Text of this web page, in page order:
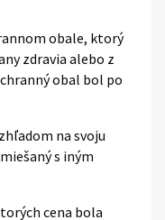
obale, ktorý
zdravia alebo z
obal bol po
na svoju
s iným
cena bola